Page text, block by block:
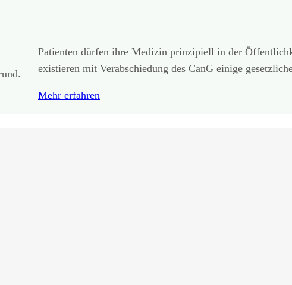
Patienten dürfen ihre Medizin prinzipiell in der
existieren mit Verabschiedung des CanG einige
Mehr erfahren